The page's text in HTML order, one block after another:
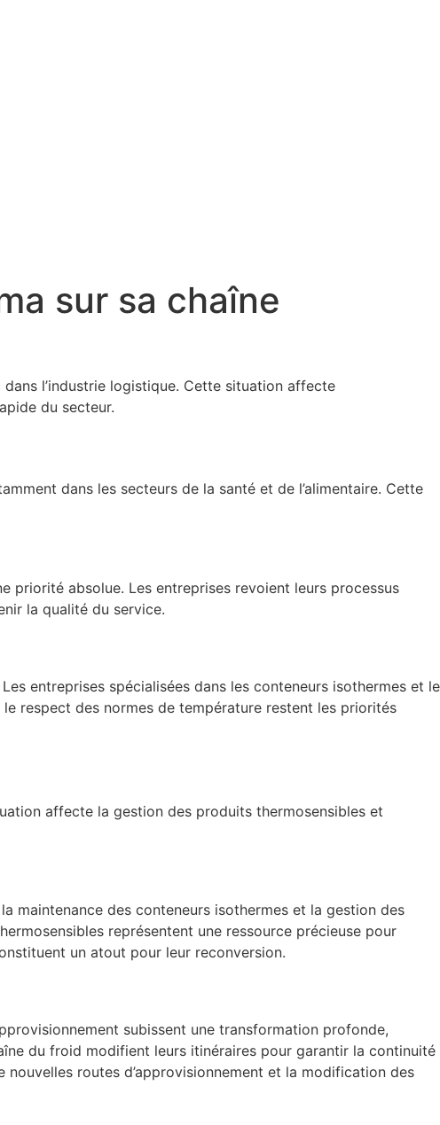
sur sa chaîne
l’industrie logistique. Cette situation affecte
du secteur.
dans les secteurs de la santé et de l’alimentaire. Cette
priorité absolue. Les entreprises revoient leurs processus
la qualité du service.
entreprises spécialisées dans les conteneurs isothermes et le
respect des normes de température restent les priorités
affecte la gestion des produits thermosensibles et
maintenance des conteneurs isothermes et la gestion des
représentent une ressource précieuse pour
un atout pour leur reconversion.
subissent une transformation profonde,
du froid modifient leurs itinéraires pour garantir la continuité
routes d’approvisionnement et la modification des